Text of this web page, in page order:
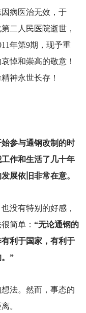
病医治无效，于
二人民医院逝世，
年第9期，现予重
悼和崇高的敬意！
神永世长存！
参与通钢改制的时
作和生活了几十年
展依旧非常在意。
没有特别的好感，
简单： “无论通钢的
利于国家，有利于
”
法。然而，事态的
。